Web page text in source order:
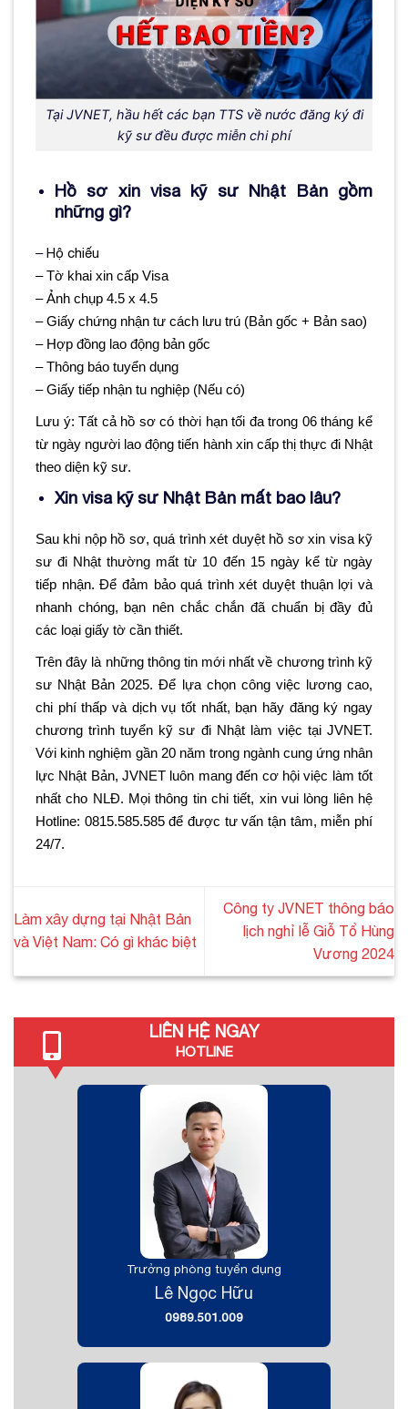
Tại JVNET, hầu hết các bạn TTS về nước đăng ký đi
kỹ sư đều được miễn chi phí
Hồ sơ xin visa kỹ sư Nhật Bản gồm
những gì?
–Hộ chiếu
– Tờ khai xin cấp Visa
– Ảnh chụp 4.5 x 4.5
– Giấy chứng nhận tư cách lưu trú (Bản gốc + Bản sao)
– Hợp đồng lao động bản gốc
– Thông báo tuyển dụng
– Giấy tiếp nhận tu nghiệp (Nếu có)
Lưu ý: Tất cả hồ sơ có thời hạn tối đa trong 06 tháng kể
từ ngày người lao động tiến hành xin cấp thị thực đi Nhật
theo diện kỹ sư.
Xin visa kỹ sư Nhật Bản mất bao lâu?
Sau khi nộp hồ sơ, quá trình xét duyệt hồ sơ xin visa kỹ
sư đi Nhật thường mất từ 10 đến 15 ngày kể từ ngày
tiếp nhận. Để đảm bảo quá trình xét duyệt thuận lợi và
nhanh chóng, bạn nên chắc chắn đã chuẩn bị đầy đủ
các loại giấy tờ cần thiết.
Trên đây là những thông tin mới nhất về chương trình kỹ
sư Nhật Bản 2025. Để lựa chọn công việc lương cao,
chi phí thấp và dịch vụ tốt nhất, bạn hãy đăng ký ngay
chương trình tuyển kỹ sư đi Nhật làm việc tại JVNET.
Với kinh nghiệm gần 20 năm trong ngành cung ứng nhân
lực Nhật Bản, JVNET luôn mang đến cơ hội việc làm tốt
nhất cho NLĐ. Mọi thông tin chi tiết, xin vui lòng liên hệ
Hotline: 0815.585.585 để được tư vấn tận tâm, miễn phí
24/7.
Làm xây dựng tại Nhật Bản
và Việt Nam: Có gì khác biệt
Công ty JVNET thông báo
lịch nghỉ lễ Giỗ Tổ Hùng
Vương 2024
LIÊN HỆ NGAY
HOTLINE
Trưởng phòng tuyển dụng
Lê Ngọc Hữu
0989.501.009